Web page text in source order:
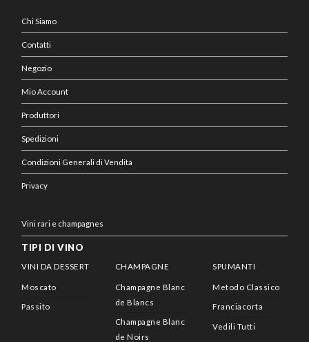
Chi Siamo
Contatti
Negozio
Mio Account
Produttori
Spedizioni
Condizioni Generali di Vendita
Privacy
Vini rari e champagnes
TIPI DI VINO
VINI DA DESSERT
Moscato
Passito
CHAMPAGNE
Champagne Blanc
de Blancs
Champagne Blanc
de Noirs
SPUMANTI
Metodo Classico
Franciacorta
Vedili Tutti